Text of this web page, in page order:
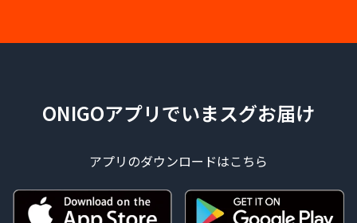
ONIGOアプリでいまスグお届け
アプリのダウンロードはこちら